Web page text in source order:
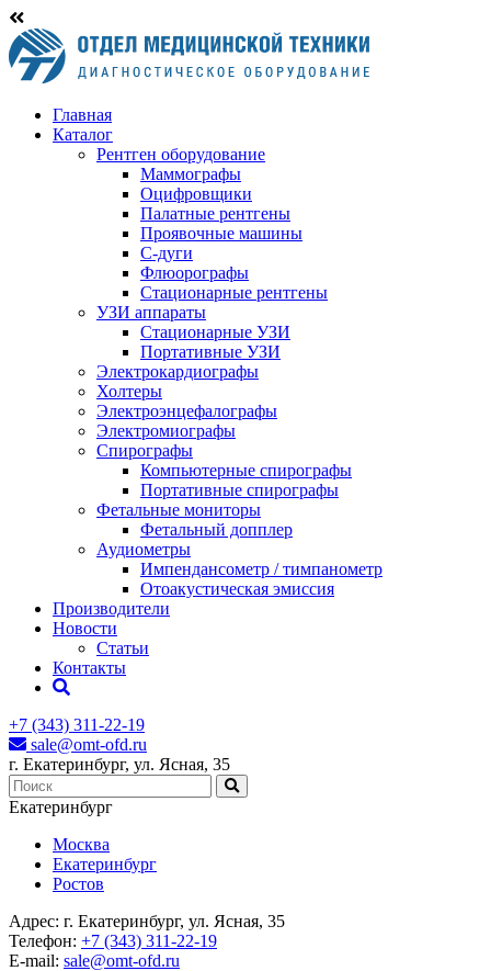
Главная
Каталог
Рентген оборудование
Маммографы
Оцифровщики
Палатные рентгены
Проявочные машины
С-дуги
Флюорографы
Стационарные рентгены
УЗИ аппараты
Стационарные УЗИ
Портативные УЗИ
Электрокардиографы
Холтеры
Электроэнцефалографы
Электромиографы
Спирографы
Компьютерные спирографы
Портативные спирографы
Фетальные мониторы
Фетальный допплер
Аудиометры
Импендансометр / тимпанометр
Отоакустическая эмиссия
Производители
Новости
Статьи
Контакты
+7 (343) 311-22-19
sale@omt-ofd.ru
г. Екатеринбург, ул. Ясная, 35
Екатеринбург
Москва
Екатеринбург
Ростов
Адрес: г. Екатеринбург, ул. Ясная, 35
Телефон: +7 (343) 311-22-19
E-mail: sale@omt-ofd.ru